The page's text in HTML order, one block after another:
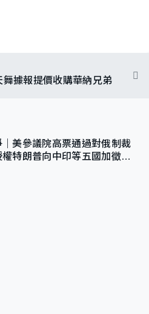
舞據報提價收購華納兄弟
｜美參議院高票通過對俄制裁
特朗普向中印等五國加徵